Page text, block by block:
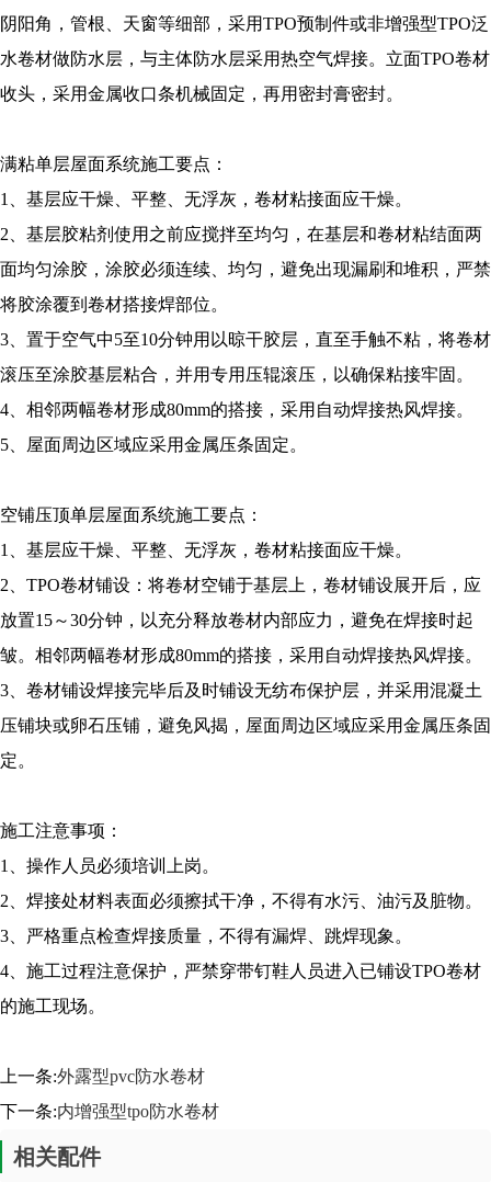
阴阳角，管根、天窗等细部，采用TPO预制件或非增强型TPO泛
水卷材做防水层，与主体防水层采用热空气焊接。立面TPO卷材
收头，采用金属收口条机械固定，再用密封膏密封。
满粘单层屋面系统施工要点：
1、基层应干燥、平整、无浮灰，卷材粘接面应干燥。
2、基层胶粘剂使用之前应搅拌至均匀，在基层和卷材粘结面两
面均匀涂胶，涂胶必须连续、均匀，避免出现漏刷和堆积，严禁
将胶涂覆到卷材搭接焊部位。
3、置于空气中5至10分钟用以晾干胶层，直至手触不粘，将卷材
滚压至涂胶基层粘合，并用专用压辊滚压，以确保粘接牢固。
4、相邻两幅卷材形成80mm的搭接，采用自动焊接热风焊接。
5、屋面周边区域应采用金属压条固定。
空铺压顶单层屋面系统施工要点：
1、基层应干燥、平整、无浮灰，卷材粘接面应干燥。
2、TPO卷材铺设：将卷材空铺于基层上，卷材铺设展开后，应
放置15～30分钟，以充分释放卷材内部应力，避免在焊接时起
皱。相邻两幅卷材形成80mm的搭接，采用自动焊接热风焊接。
3、卷材铺设焊接完毕后及时铺设无纺布保护层，并采用混凝土
压铺块或卵石压铺，避免风揭，屋面周边区域应采用金属压条固
定。
施工注意事项：
1、操作人员必须培训上岗。
2、焊接处材料表面必须擦拭干净，不得有水污、油污及脏物。
3、严格重点检查焊接质量，不得有漏焊、跳焊现象。
4、施工过程注意保护，严禁穿带钉鞋人员进入已铺设TPO卷材
的施工现场。
上一条:外露型pvc防水卷材
下一条:内增强型tpo防水卷材
相关配件